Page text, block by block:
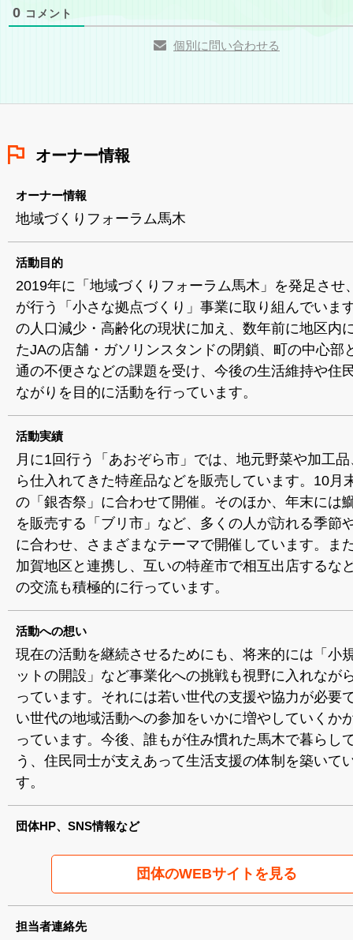
0 コメント
個別に問い合わせる
オーナー情報
オーナー情報
地域づくりフォーラム馬木
活動目的
2019年に「地域づくりフォーラム馬木」を発足させ
が行う「小さな拠点づくり」事業に取り組んでいま
の人口減少・高齢化の現状に加え、数年前に地区内
たJAの店舗・ガソリンスタンドの閉鎖、町の中心部
通の不便さなどの課題を受け、今後の生活維持や住
ながりを目的に活動を行っています。
活動実績
月に1回行う「あおぞら市」では、地元野菜や加工
ら仕入れてきた特産品などを販売しています。10月
の「銀杏祭」に合わせて開催。そのほか、年末には
を販売する「ブリ市」など、多くの人が訪れる季節
に合わせ、さまざまなテーマで開催しています。ま
加賀地区と連携し、互いの特産市で相互出店するな
の交流も積極的に行っています。
活動への想い
現在の活動を継続させるためにも、将来的には「小
ットの開設」など事業化への挑戦も視野に入れなが
っています。それには若い世代の支援や協力が必要
い世代の地域活動への参加をいかに増やしていくか
っています。今後、誰もが住み慣れた馬木で暮らし
う、住民同士が支えあって生活支援の体制を築いて
す。
団体HP、SNS情報など
団体のWEBサイトを見る
担当者連絡先